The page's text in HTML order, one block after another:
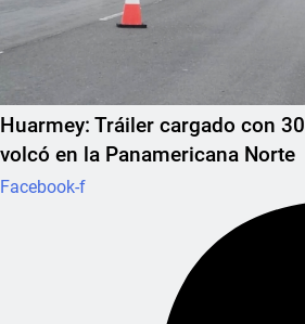
Huarmey: Tráiler cargado con
volcó en la Panamericana Norte
Facebook-f